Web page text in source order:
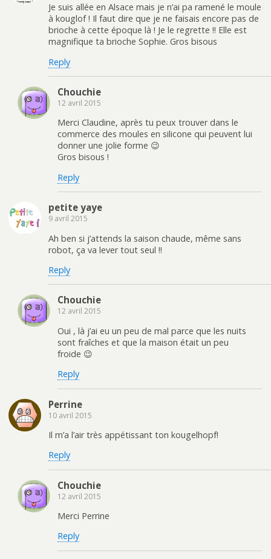
Je suis allée en Alsace mais je n’ai pa ramené le moule
à kouglof ! Il faut dire que je ne faisais encore pas de
brioche à cette époque là ! Je le regrette !! Elle est
magnifique ta brioche Sophie. Gros bisous
Reply
Chouchie
12 avril 2015
Merci Claudine, après tu peux trouver dans le
commerce des moules en silicone qui peuvent lui
donner une jolie forme 😉
Gros bisous !
Reply
petite yaye
9 avril 2015
Ah ben si j’attends la saison chaude, même sans
robot, ça va lever tout seul !!
Reply
Chouchie
12 avril 2015
Oui , là j’ai eu un peu de mal parce que les nuits
sont fraîches et que la maison était un peu
froide 😉
Reply
Perrine
10 avril 2015
Il m’a l’air très appétissant ton kougelhopf!
Reply
Chouchie
12 avril 2015
Merci Perrine
Reply